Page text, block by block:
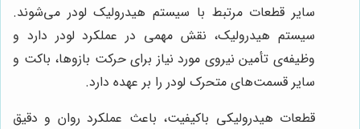
سایر قطعات مرتبط با سیستم هیدرولیک لودر می‌شوند.
سیستم هیدرولیک، نقش مهمی در عملکرد لودر دارد و
وظیفه‌ی تأمین نیروی مورد نیاز برای حرکت بازوها، باکت و
سایر قسمت‌های متحرک لودر را بر عهده دارد.
قطعات هیدرولیکی باکیفیت، باعث عملکرد روان و دقیق